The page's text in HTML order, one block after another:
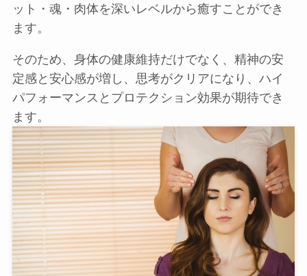
ット・魂・肉体を深いレベルから癒すことができ
ます。
そのため、身体の健康維持だけでなく、精神の安
定感と安心感が増し、思考がクリアになり、ハイ
パフォーマンスとプロテクション効果が期待でき
ます。